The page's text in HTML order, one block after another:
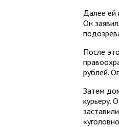
Далее ей
Он
После
рублей.
Затем
курьеру.